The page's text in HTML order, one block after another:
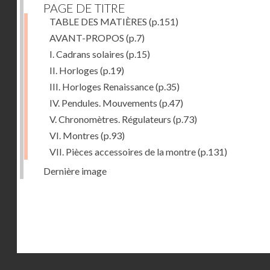
PAGE DE TITRE
TABLE DES MATIÈRES (p.151)
AVANT-PROPOS (p.7)
I. Cadrans solaires (p.15)
II. Horloges (p.19)
III. Horloges Renaissance(p.35)
IV. Pendules. Mouvements (p.47)
V. Chronomètres. Régulateurs (p.73)
VI. Montres (p.93)
VII. Pièces accessoires de la montre(p.131)
Dernière image